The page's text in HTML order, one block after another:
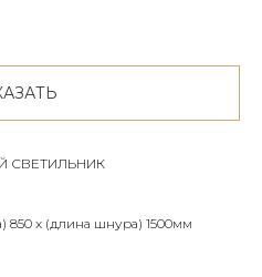
СВЕТИЛЬНИК
850 x (длина шнура) 1500мм